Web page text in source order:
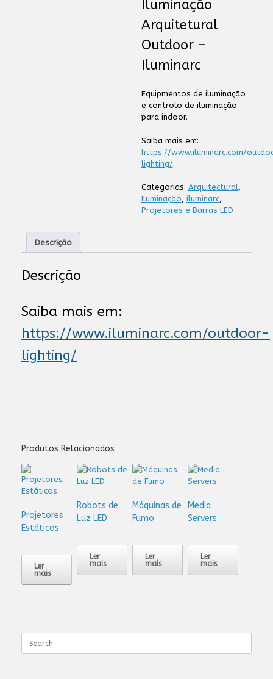
Iluminação
Arquitetural
Outdoor –
Iluminarc
Equipmentos de iluminação
e controlo de iluminação
para indoor.
Saiba mais em:
https://www.iluminarc.com/
lighting/
Categorias: Arquitectural,
Iluminação, iluminarc,
Projetores e Barras LED
Descrição
Descrição
Saiba mais em:
https://www.iluminarc.com/outdoor-
lighting/
Produtos Relacionados
Projetores
Estáticos
Ler
mais
Robots de
Luz LED
Ler
mais
Máquinas de
Fumo
Ler
mais
Media
Servers
Ler
mais
for: